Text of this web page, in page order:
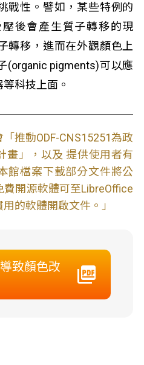
戰性。譬如，某些特例的
後會產生質子轉移的現
轉移，進而在外觀顏色上
(organic pigments)可以應
科技上面。
推動ODF-CNS15251為政
畫」，以及 提供使用者有
館檔案下載部分文件將公
費開源軟體可至LibreOffice
的軟體開啟文件。」
致顏色改